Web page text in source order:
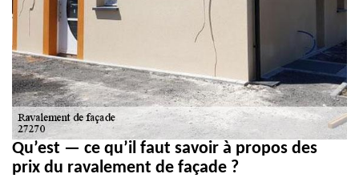
Qu’est — ce qu’il faut savoir à propos des
prix du ravalement de façade ?